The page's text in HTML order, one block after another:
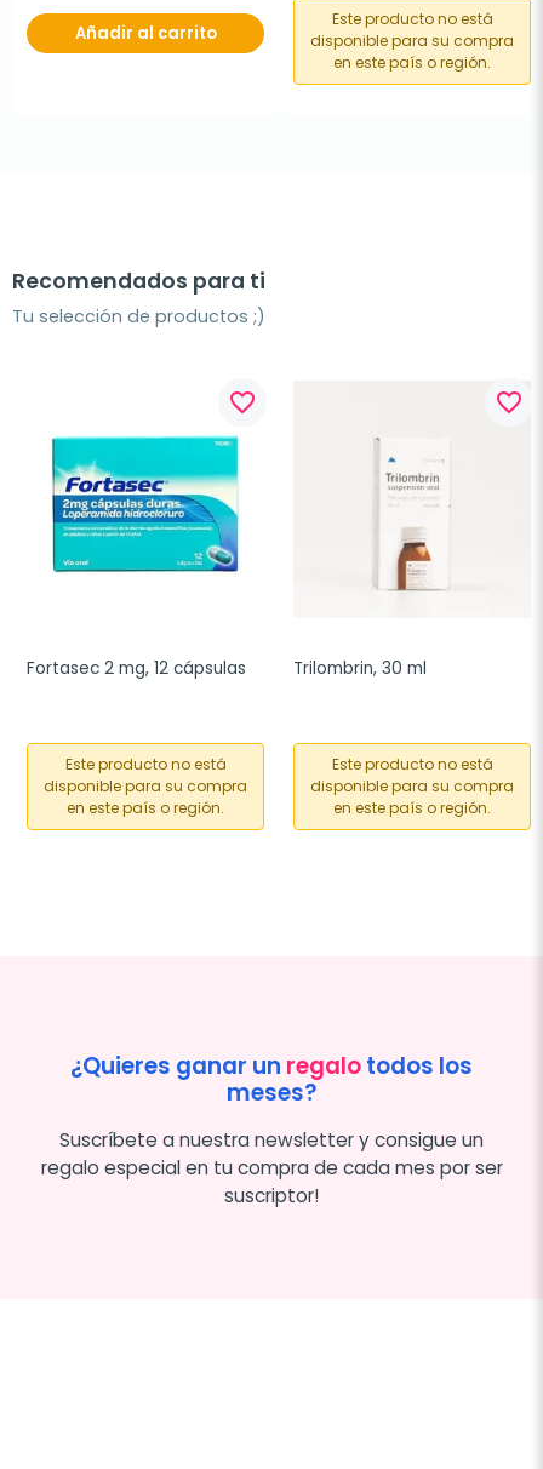
Añadir al carrito
Este producto no está
disponible para su compra
en este país o región.
Recomendados para ti
Tu selección de productos ;)
favorite_border
Fortasec 2 mg, 12 cápsulas
Este producto no está
disponible para su compra
en este país o región.
favorite_border
Trilombrin, 30 ml
Este producto no está
disponible para su compra
en este país o región.
¿Quieres ganar un regalotodos los
meses?
Suscríbete a nuestra newsletter y consigue un
regalo especial en tu compra de cada mes por ser
suscriptor!